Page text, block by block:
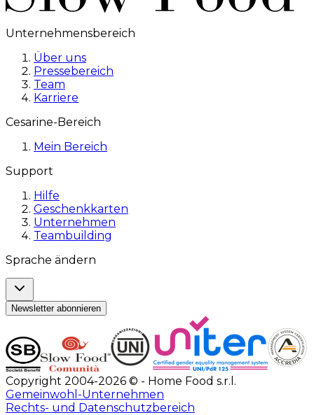
Unternehmensbereich
Über uns
Pressebereich
Team
Karriere
Cesarine-Bereich
Mein Bereich
Support
Hilfe
Geschenkkarten
Unternehmen
Teambuilding
Sprache ändern
Newsletter abonnieren
Copyright 2004-2026 © - Home Food s.r.l.
Gemeinwohl-Unternehmen
Rechts- und Datenschutzbereich